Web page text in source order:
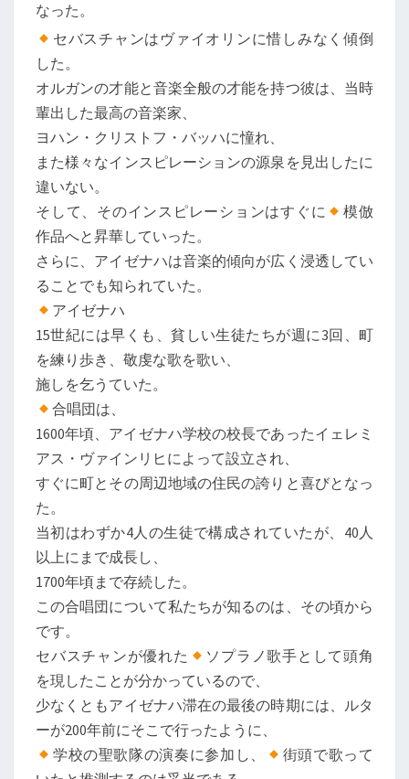
なった。
セバスチャンはヴァイオリンに惜しみなく傾倒
した。
オルガンの才能と音楽全般の才能を持つ彼は、当時
輩出した最高の音楽家、
ヨハン・クリストフ・バッハに憧れ、
また様々なインスピレーションの源泉を見出したに
違いない。
そして、そのインスピレーションはすぐに
模倣
作品へと昇華していった。
さらに、アイゼナハは音楽的傾向が広く浸透してい
ることでも知られていた。
アイゼナハ
15世紀には早くも、貧しい生徒たちが週に3回、町
を練り歩き、敬虔な歌を歌い、
施しを乞うていた。
合唱団は、
1600年頃、アイゼナハ学校の校長であったイェレミ
アス・ヴァインリヒによって設立され、
すぐに町とその周辺地域の住民の誇りと喜びとなっ
た。
当初はわずか4人の生徒で構成されていたが、40人
以上にまで成長し、
1700年頃まで存続した。
この合唱団について私たちが知るのは、その頃から
です。
セバスチャンが優れた
ソプラノ歌手として頭角
を現したことが分かっているので、
少なくともアイゼナハ滞在の最後の時期には、ルタ
ーが200年前にそこで行ったように、
学校の聖歌隊の演奏に参加し、
街頭で歌って